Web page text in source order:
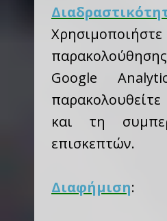
Google
και τη
επισκεπτών.
Διαφήμιση: